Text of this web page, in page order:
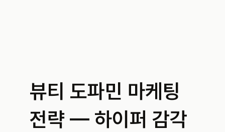
뷰티 도파민 마케팅
전략 — 하이퍼 감각